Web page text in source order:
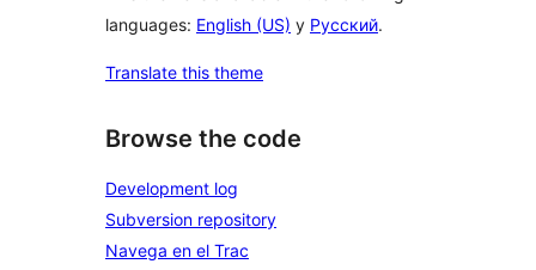
languages: English (US) y Русский.
Translate this theme
Browse the code
Development log
Subversion repository
Navega en el Trac